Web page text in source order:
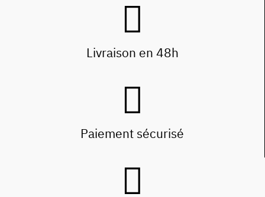
Livraison en 48h
Paiement sécurisé